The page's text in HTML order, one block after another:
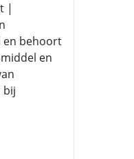
|
en behoort
en
bij